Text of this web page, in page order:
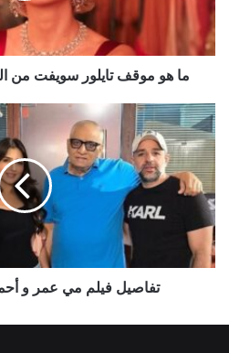
المشاركة
في
سوبر
ما هو موقف تايلور سويفت من
تفاصيل
فيلم
مي
عمر
و
أحمد
العوضي
المنتظر
تفاصيل فيلم مي عمر و